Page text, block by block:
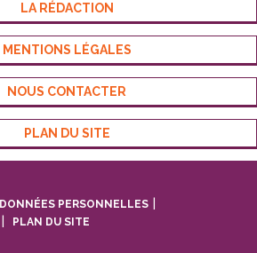
LA RÉDACTION
MENTIONS LÉGALES
NOUS CONTACTER
PLAN DU SITE
DONNÉES PERSONNELLES
PLAN DU SITE